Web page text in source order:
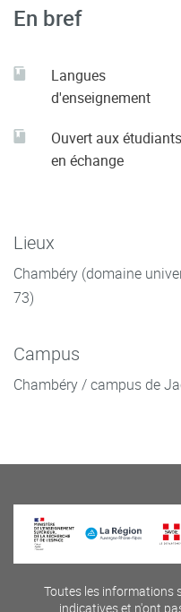
En bref
Langues
d'enseignement
Ouvert aux étudiants
en échange
Lieux
Chambéry (domaine
73)
Campus
Chambéry / campus de
Toutes les informations
indicatives et n'ont